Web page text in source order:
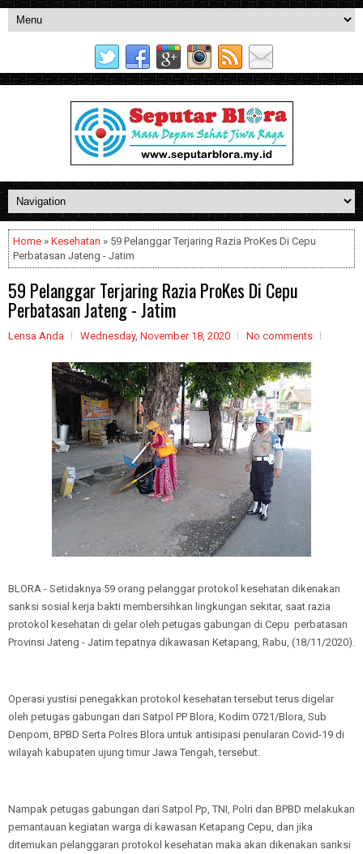
Home » Kesehatan » 59 Pelanggar Terjaring Razia ProKes Di Cepu
Perbatasan Jateng - Jatim
59 Pelanggar Terjaring Razia ProKes Di Cepu
Perbatasan Jateng - Jatim
Lensa Anda Wednesday, November 18, 2020 No comments
BLORA - Setidaknya 59 orang pelanggar protokol kesehatan dikenakan
sanksi sosial kerja bakti membersihkan lingkungan sekitar, saat razia
protokol kesehatan di gelar oleh petugas gabungan di Cepu perbatasan
Provinsi Jateng - Jatim tepatnya dikawasan Ketapang, Rabu, (18/11/2020).
Operasi yustisi penegakkan protokol kesehatan tersebut terus digelar
oleh petugas gabungan dari Satpol PP Blora, Kodim 0721/Blora, Sub
Denpom, BPBD Serta Polres Blora untuk antisipasi penularan Covid-19 di
wilayah kabupaten ujung timur Jawa Tengah, tersebut.
Nampak petugas gabungan dari Satpol Pp, TNI, Polri dan BPBD melakukan
pemantauan kegiatan warga di kawasan Ketapang Cepu, dan jika
ditemukan pelanggaran protokol kesehatan maka akan dikenakan sanksi